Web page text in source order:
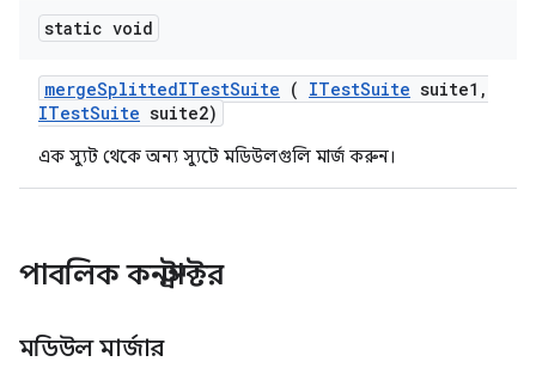
static void
mergeSplittedITestSuite ( ITestSuite suite1 ,
ITestSuite suite2)
এক স্যুট থেকে অন্য স্যুটে মডিউলগুলি মার্জ করুন।
পাবলিক কনস্ট্রাক্টর
মডিউল মার্জার